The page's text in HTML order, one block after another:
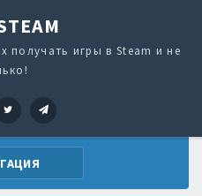
получать игры в Steam и не
Twitter